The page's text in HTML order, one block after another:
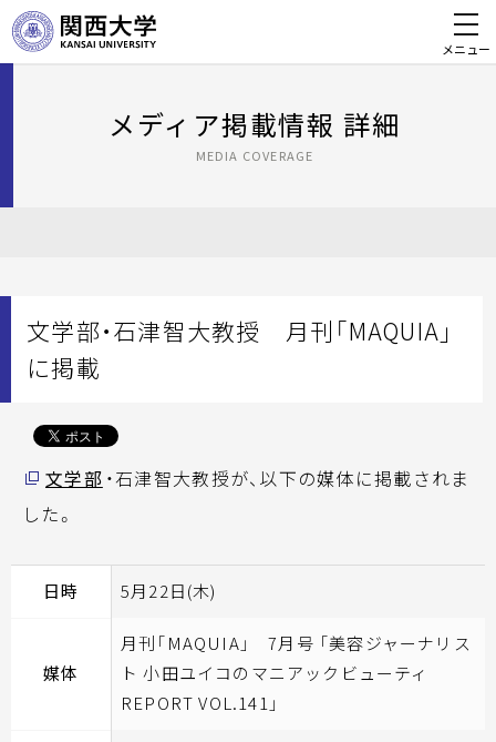
メニュー
メディア掲載情報 詳細
MEDIA COVERAGE
文学部・石津智大教授 月刊「MAQUIA」
に掲載
文学部 ・石津智大教授が、以下の媒体に掲載されま
した。
日時 5月22日(木)
媒体
月刊「MAQUIA」 7月号 「美容ジャーナリス
ト 小田ユイコのマニアックビューティ
REPORT VOL.141」